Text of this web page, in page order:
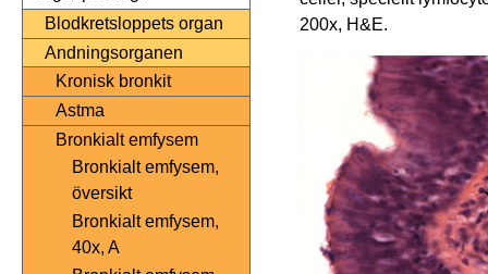
Blodkretsloppets organ
Andningsorganen
Kronisk bronkit
Astma
Bronkialt emfysem
Bronkialt emfysem,
översikt
Bronkialt emfysem,
40x, A
200x, H&E.